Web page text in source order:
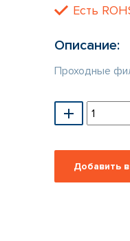
Есть
Описание:
Проходные